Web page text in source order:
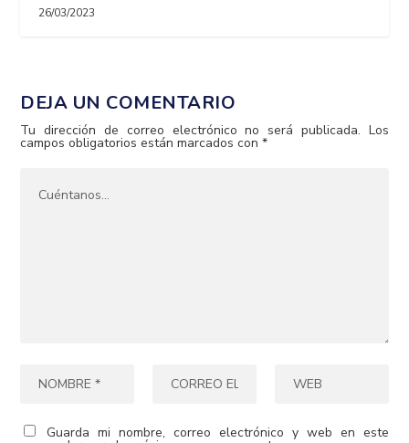
26/03/2023
DEJA UN COMENTARIO
Tu dirección de correo electrónico no será publicada. Los
campos obligatorios están marcados con*
Guarda mi nombre, correo electrónico y web en este